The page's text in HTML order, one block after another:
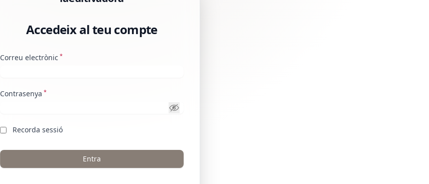
Accedeix al teu compte
Correu electrònic *
Contrasenya *
Recorda sessió
Entra